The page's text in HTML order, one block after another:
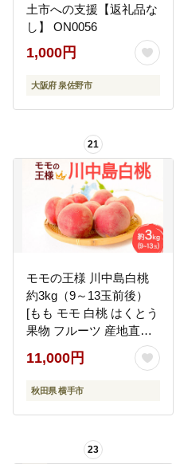
土市への支援【返礼品な
し】 ON0056
1,000円
大阪府 泉佐野市
21
モモの王様 川中島白桃
約3kg（9～13玉前後）
[もも モモ 白桃 はくとう
果物 フルーツ 産地直送
お取り寄せ]
11,000円
秋田県 横手市
23